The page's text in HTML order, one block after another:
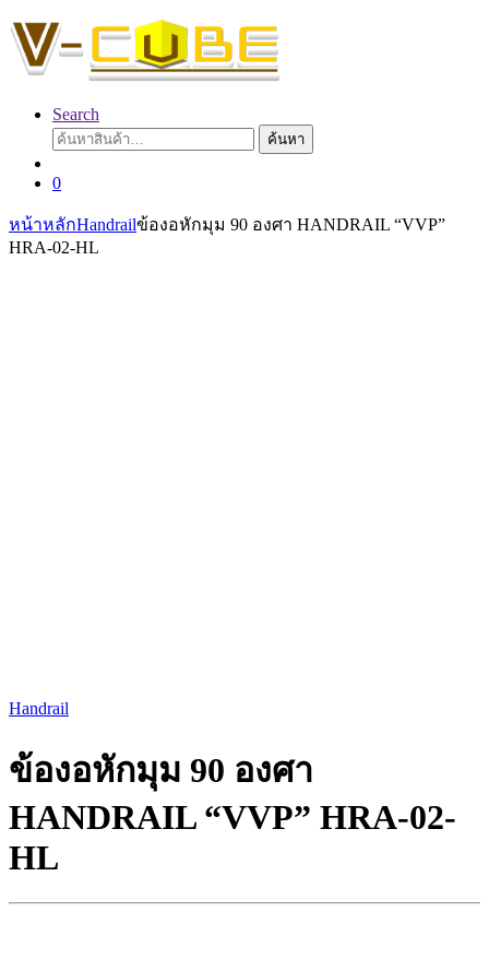
Search
ค้นหา:
ค้นหา
0
หน้าหลักHandrailข้องอหักมุม 90 องศา HANDRAIL “VVP”
HRA-02-HL
Handrail
ข้องอหักมุม 90 องศา
HANDRAIL “VVP” HRA-02-
HL